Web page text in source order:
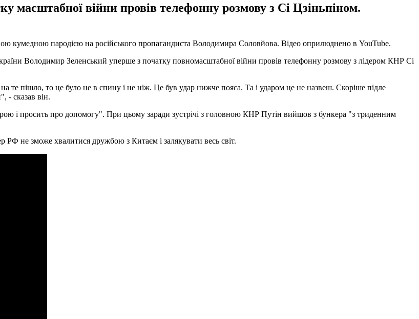
масштабної війни провів телефонну розмову з Сі Цзіньпіном.
кумедною пародією на російського пропагандиста Володимира Соловйова. Відео оприлюднено в YouTubе.
Володимир Зеленський уперше з початку повномасштабної війни провів телефонну розмову з лідером КНР Сі
пішло, то це було не в спину і не ніж. Це був удар нижче пояса. Та і ударом це не назвеш. Скоріше підле
- сказав він.
і просить про допомогу". При цьому заради зустрічі з головною КНР Путін вийшов з бункера "з триденним
РФ не зможе хвалитися дружбою з Китаєм і залякувати весь світ.